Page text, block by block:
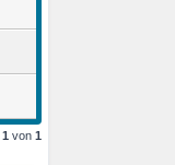
1 von 1